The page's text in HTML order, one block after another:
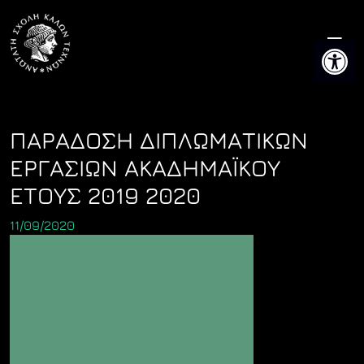
content
ΠΑΡΑΔΟΣΗ ΔΙΠΛΩΜΑΤΙΚΩΝ
ΕΡΓΑΣΙΩΝ ΑΚΑΔΗΜΑΪΚΟΥ
ΕΤΟΥΣ 2019 2020
11/09/2020